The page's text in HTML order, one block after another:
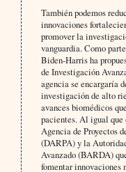
También podemos
innovaciones
promover la
vanguardia. Como
Biden-Harris ha
de Investigación
agencia se encargaría
investigación de alto
avances biomédicos
pacientes. Al igual que
Agencia de Proyectos
(DARPA) y la
Avanzado (BARDA)
fomentar innovaciones